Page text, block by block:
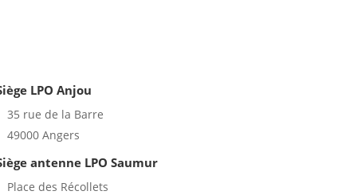
LPO Anjou
35 rue de la Barre
49000 Angers
antenne LPO Saumur
Place des Récollets